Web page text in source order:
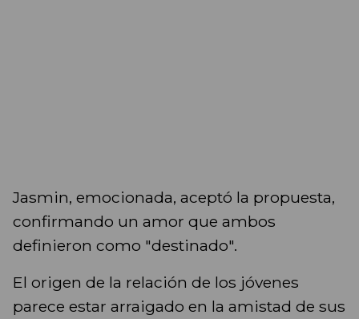
Jasmin, emocionada, aceptó la propuesta,
confirmando un amor que ambos
definieron como "destinado".
El origen de la relación de los jóvenes
parece estar arraigado en la amistad de sus